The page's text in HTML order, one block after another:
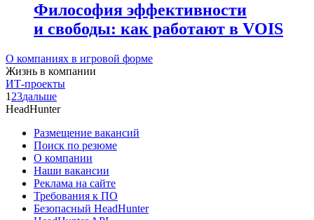
Философия эффективности
и свободы: как работают в VOIS
О компаниях в игровой форме
Жизнь в компании
ИТ-проекты
1 23дальше
HeadHunter
Размещение вакансий
Поиск по резюме
О компании
Наши вакансии
Реклама на сайте
Требования к ПО
Безопасный HeadHunter